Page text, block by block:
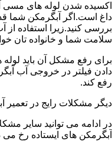
اکسیده شدن لوله های
داغ است.اگر آبگرمکن شما
بررسی کنید.زیرا استفاده
سلامت شما و خانواده تان
برای رفع مشکل آن باید
دادن فیلتر در خروجی آب
رفع کند.
دیگر مشکلات رایج در تعمیر
در ادامه می توانید سایر
آبگرمکن های ایستاده رخ می